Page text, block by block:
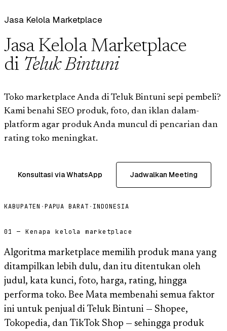
Jasa Kelola Marketplace
Jasa Kelola Marketplace
di Teluk Bintuni
Toko marketplace Anda di Teluk Bintuni sepi pembeli?
Kami benahi SEO produk, foto, dan iklan dalam-
platform agar produk Anda muncul di pencarian dan
rating toko meningkat.
Konsultasi via WhatsApp Jadwalkan Meeting
KABUPATEN ·PAPUA BARAT · INDONESIA
01 — Kenapa kelola marketplace
Algoritma marketplace memilih produk mana yang
ditampilkan lebih dulu, dan itu ditentukan oleh
judul, kata kunci, foto, harga, rating, hingga
performa toko. Bee Mata membenahi semua faktor
ini untuk penjual di Teluk Bintuni — Shopee,
Tokopedia, dan TikTok Shop — sehingga produk